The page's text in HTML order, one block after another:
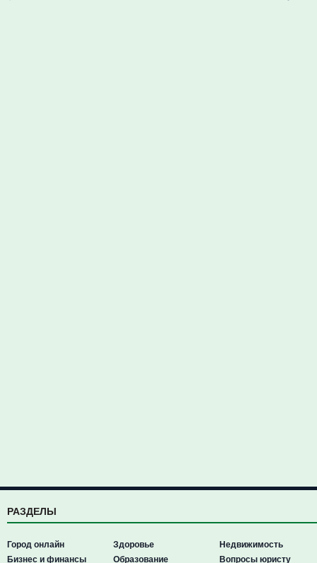
РАЗДЕЛЫ
Город онлайн
Бизнес и финансы
Здоровье
Образование
Недвижимость
Вопросы юристу